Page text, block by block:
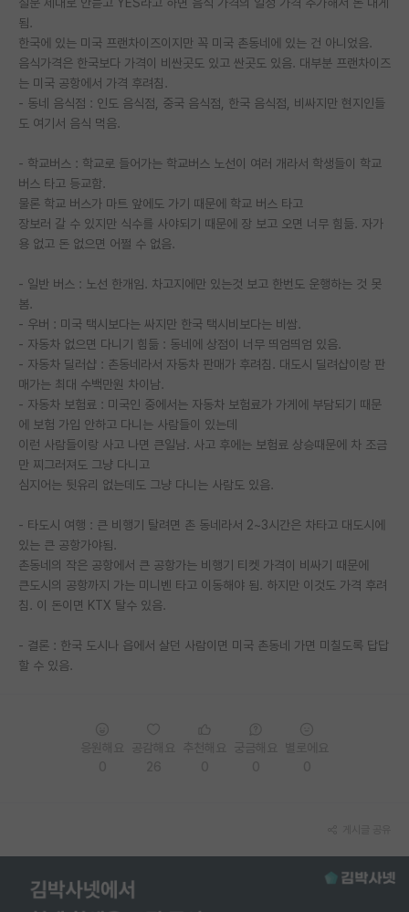
됨.
한국에 있는 미국 프랜차이즈이지만 꼭 미국 촌동네에 있는 건 아니었음.
음식가격은 한국보다 가격이 비싼곳도 있고 싼곳도 있음. 대부분 프랜차이즈
는 미국 공항에서 가격 후려침.
- 동네 음식점 : 인도 음식점, 중국 음식점, 한국 음식점, 비싸지만 현지인들
도 여기서 음식 먹음.
- 학교버스 : 학교로 들어가는 학교버스 노선이 여러 개라서 학생들이 학교
버스 타고 등교함.
물론 학교 버스가 마트 앞에도 가기 때문에 학교 버스 타고
장보러 갈 수 있지만 식수를 사야되기 때문에 장 보고 오면 너무 힘듦. 자가
용 없고 돈 없으면 어쩔 수 없음.
- 일반 버스 : 노선 한개임. 차고지에만 있는것 보고 한번도 운행하는 것 못
봄.
- 우버 : 미국 택시보다는 싸지만 한국 택시비보다는 비쌈.
- 자동차 없으면 다니기 힘듦 : 동네에 상점이 너무 띄엄띄엄 있음.
- 자동차 딜러샵 : 촌동네라서 자동차 판매가 후려침. 대도시 딜려샵이랑 판
매가는 최대 수백만원 차이남.
- 자동차 보험료 : 미국인 중에서는 자동차 보험료가 가게에 부담되기 때문
에 보험 가입 안하고 다니는 사람들이 있는데
이런 사람들이랑 사고 나면 큰일남. 사고 후에는 보험료 상승때문에 차 조금
만 찌그러져도 그냥 다니고
심지어는 뒷유리 없는데도 그냥 다니는 사람도 있음.
- 타도시 여행 : 큰 비행기 탈려면 촌 동네라서 2~3시간은 차타고 대도시에
있는 큰 공항가야됨.
촌동네의 작은 공항에서 큰 공항가는 비행기 티켓 가격이 비싸기 때문에
큰도시의 공항까지 가는 미니벤 타고 이동해야 됨. 하지만 이것도 가격 후려
침. 이 돈이면 KTX 탈수 있음.
- 결론 : 한국 도시나 읍에서 살던 사람이면 미국 촌동네 가면 미칠도록 답답
할 수 있음.